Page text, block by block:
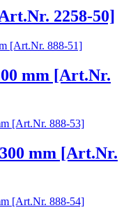
2258-50]
mm [Art.Nr.
mm [Art.Nr.